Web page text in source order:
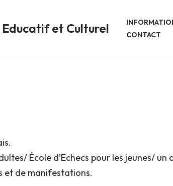
Educatif et Culturel
CONTACT
École d’Echecs pour les jeunes/
et de manifestations.